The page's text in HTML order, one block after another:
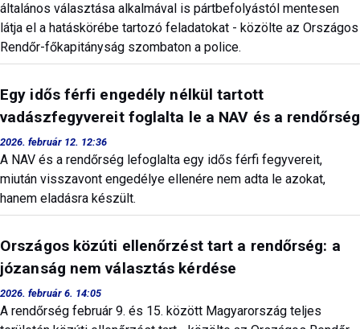
általános választása alkalmával is pártbefolyástól mentesen
látja el a hatáskörébe tartozó feladatokat - közölte az Országos
Rendőr-főkapitányság szombaton a police.
Egy idős férfi engedély nélkül tartott
vadászfegyvereit foglalta le a NAV és a rendőrség
2026. február 12. 12:36
A NAV és a rendőrség lefoglalta egy idős férfi fegyvereit,
miután visszavont engedélye ellenére nem adta le azokat,
hanem eladásra készült.
Országos közúti ellenőrzést tart a rendőrség: a
józanság nem választás kérdése
2026. február 6. 14:05
A rendőrség február 9. és 15. között Magyarország teljes